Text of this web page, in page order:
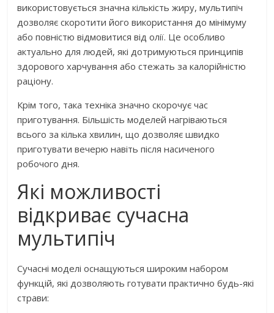
використовується значна кількість жиру, мультипіч
дозволяє скоротити його використання до мінімуму
або повністю відмовитися від олії. Це особливо
актуально для людей, які дотримуються принципів
здорового харчування або стежать за калорійністю
раціону.
Крім того, така техніка значно скорочує час
приготування. Більшість моделей нагріваються
всього за кілька хвилин, що дозволяє швидко
приготувати вечерю навіть після насиченого
робочого дня.
Які можливості
відкриває сучасна
мультипіч
Сучасні моделі оснащуються широким набором
функцій, які дозволяють готувати практично будь-які
страви: